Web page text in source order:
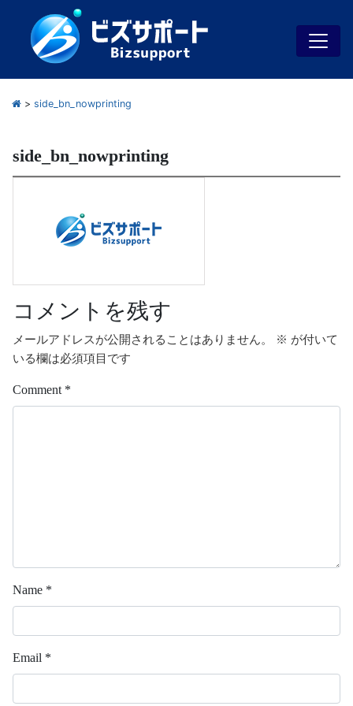
> side_bn_nowprinting
side_bn_nowprinting
コメントを残す
メールアドレスが公開されることはありません。 ※ が付いて
いる欄は必須項目です
Comment *
Name *
Email *